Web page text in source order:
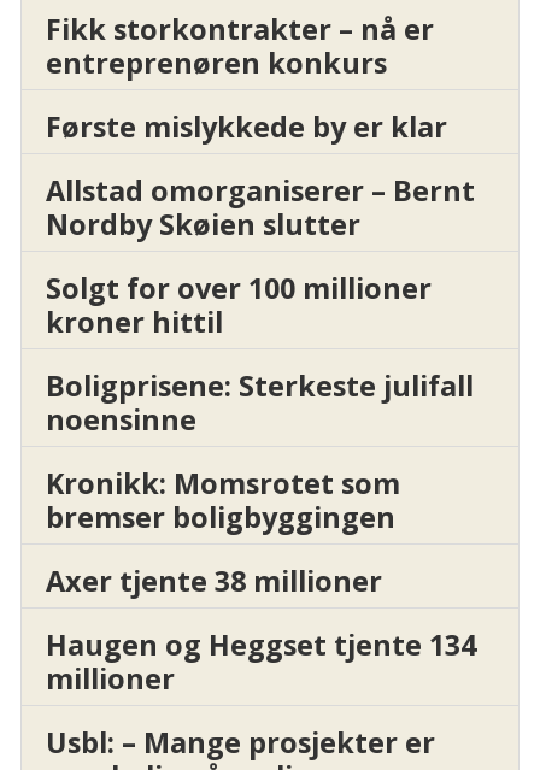
Fikk storkontrakter – nå er
entreprenøren konkurs
Første mislykkede by er klar
Allstad omorganiserer – Bernt
Nordby Skøien slutter
Solgt for over 100 millioner
kroner hittil
Boligprisene: Sterkeste julifall
noensinne
Kronikk: Momsrotet som
bremser boligbyggingen
Axer tjente 38 millioner
Haugen og Heggset tjente 134
millioner
Usbl: – Mange prosjekter er